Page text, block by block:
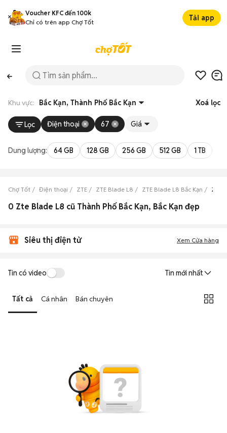
Voucher KFC đến 100k
Chỉ có trên app Chợ Tốt
Tải app
Khu vực: Bắc Kạn, Thành Phố Bắc Kạn Xoá lọc
Lọc Điện thoại 67 Giá
Dung lượng: 64 GB 128 GB 256 GB 512 GB 1 TB
Chợ Tốt Điện thoại ZTE ZTE Blade L8 ZTE Blade L8 Bắc Kạn ZTE
0 Zte Blade L8 cũ Thành Phố Bắc Kạn, Bắc Kạn đẹp
Siêu thị điện tử Xem Cửa hàng
Tin có video Tin mới nhất
Tất cả Cá nhân Bán chuyên